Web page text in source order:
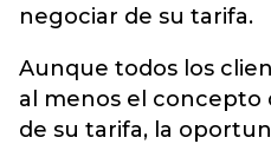
negociar de su tarifa.
Aunque todos los
al menos el concepto
de su tarifa, la